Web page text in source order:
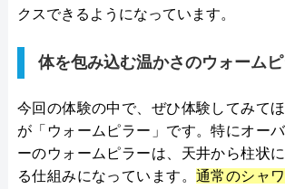
クスできるようになっています。
体を包み込む温かさのウォーム
今回の体験の中で、ぜひ体験してみて
が「ウォームピラー」です。特にオー
ーのウォームピラーは、天井から柱状
る仕組みになっています。 通常のシャ